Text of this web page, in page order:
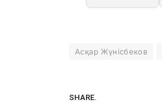
Асқар Жүнісбеков
SHARE.